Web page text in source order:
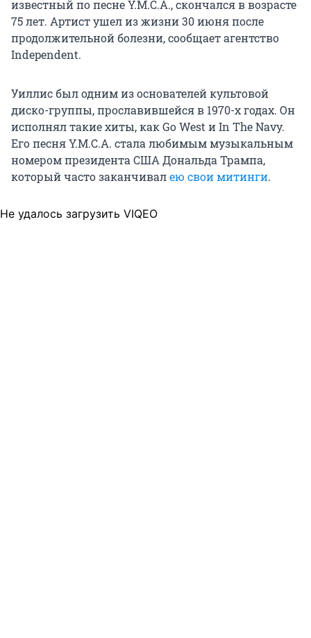
известный по песне Y.M.C.A., скончался в возрасте
75 лет. Артист ушел из жизни 30 июня после
продолжительной болезни, сообщает агентство
Independent.
Уиллис был одним из основателей культовой
диско-группы, прославившейся в 1970-х годах. Он
исполнял такие хиты, как Go West и In The Navy.
Его песня Y.M.C.A. стала любимым музыкальным
номером президента США Дональда Трампа,
который часто заканчивалею свои митинги.
Не удалось загрузить VIQEO